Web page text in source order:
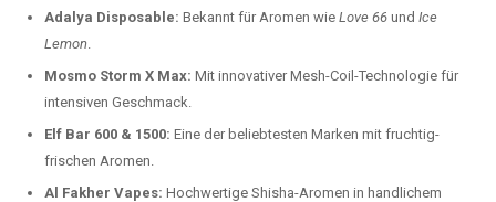
Adalya Disposable: Bekannt für Aromen wie Love 66 und Ice
Lemon.
Mosmo Storm X Max: Mit innovativer Mesh-Coil-Technologie für
intensiven Geschmack.
Elf Bar 600 & 1500: Eine der beliebtesten Marken mit fruchtig-
frischen Aromen.
Al Fakher Vapes: Hochwertige Shisha-Aromen in handlichem